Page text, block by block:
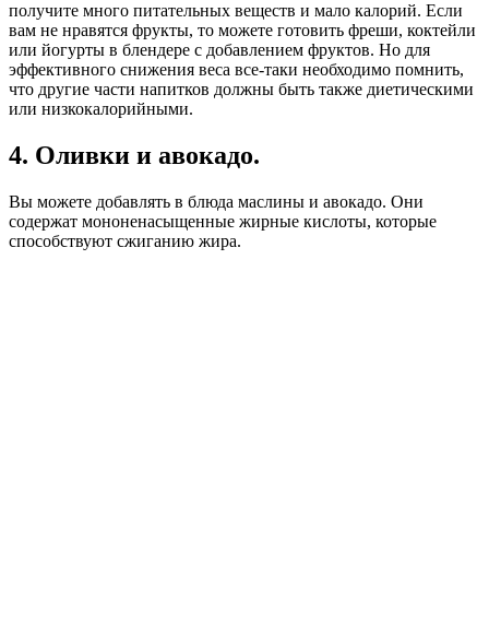
получите много питательных веществ и мало калорий. Если
вам не нравятся фрукты, то можете готовить фреши, коктейли
или йогурты в блендере с добавлением фруктов. Но для
эффективного снижения веса все-таки необходимо помнить,
что другие части напитков должны быть также диетическими
или низкокалорийными.
4. Оливки и авокадо.
Вы можете добавлять в блюда маслины и авокадо. Они
содержат мононенасыщенные жирные кислоты, которые
способствуют сжиганию жира.